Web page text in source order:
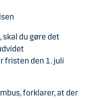
skal du gøre det
fristen den 1. juli
forklarer, at der